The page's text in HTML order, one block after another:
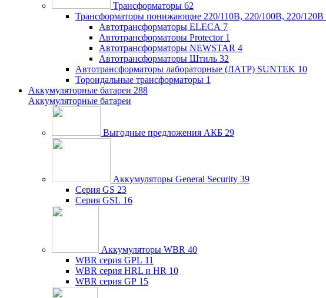
Трансформаторы 62
Трансформаторы понижающие 220/110В, 220/100В, 220/120В
Автотрансформаторы ELECA 7
Автотрансформаторы Protector 1
Автотрансформаторы NEWSTAR 4
Автотрансформаторы Штиль 32
Автотрансформаторы лабораторные (ЛАТР) SUNTEK 10
Тороидальные трансформаторы 1
Аккумуляторные батареи 288
Аккумуляторные батареи
Выгодные предложения АКБ 29
Аккумуляторы General Security 39
Серия GS 23
Серия GSL 16
Аккумуляторы WBR 40
WBR серия GPL 11
WBR серия HRL и HR 10
WBR серия GP 15